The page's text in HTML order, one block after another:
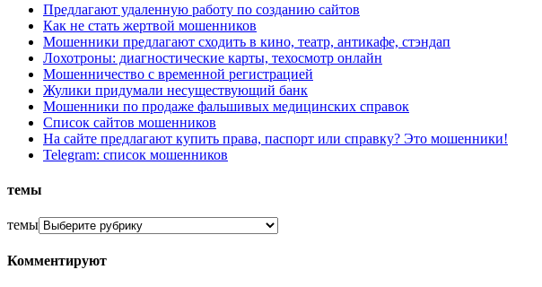
Предлагают удаленную работу по созданию сайтов
Как не стать жертвой мошенников
Мошенники предлагают сходить в кино, театр, антикафе, стэндап
Лохотроны: диагностические карты, техосмотр онлайн
Мошенничество с временной регистрацией
Жулики придумали несуществующий банк
Мошенники по продаже фальшивых медицинских справок
Список сайтов мошенников
На сайте предлагают купить права, паспорт или справку? Это мошенники!
Telegram: список мошенников
темы
темы
Комментируют